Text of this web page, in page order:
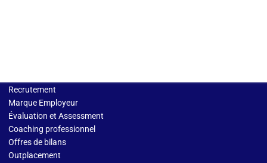
Recrutement
Marque Employeur
Évaluation et Assessment
Coaching professionnel
Offres de bilans
Outplacement